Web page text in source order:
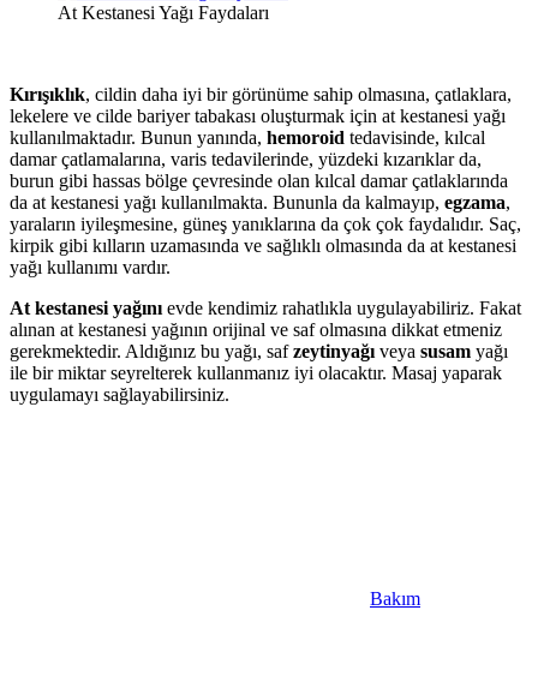
At Kestanesi Yağı Faydaları
Kırışıklık, cildin daha iyi bir görünüme sahip olmasına, çatlaklara,
lekelere ve cilde bariyer tabakası oluşturmak için at kestanesi yağı
kullanılmaktadır. Bunun yanında, hemoroid tedavisinde, kılcal
damar çatlamalarına, varis tedavilerinde, yüzdeki kızarıklar da,
burun gibi hassas bölge çevresinde olan kılcal damar çatlaklarında
da at kestanesi yağı kullanılmakta. Bununla da kalmayıp, egzama,
yaraların iyileşmesine, güneş yanıklarına da çok çok faydalıdır. Saç,
kirpik gibi kılların uzamasında ve sağlıklı olmasında da at kestanesi
yağı kullanımı vardır.
At kestanesi yağını evde kendimiz rahatlıkla uygulayabiliriz. Fakat
alınan at kestanesi yağının orijinal ve saf olmasına dikkat etmeniz
gerekmektedir. Aldığınız bu yağı, safzeytinyağı veya susam yağı
ile bir miktar seyrelterek kullanmanız iyi olacaktır. Masaj yaparak
uygulamayı sağlayabilirsiniz.
Bakım